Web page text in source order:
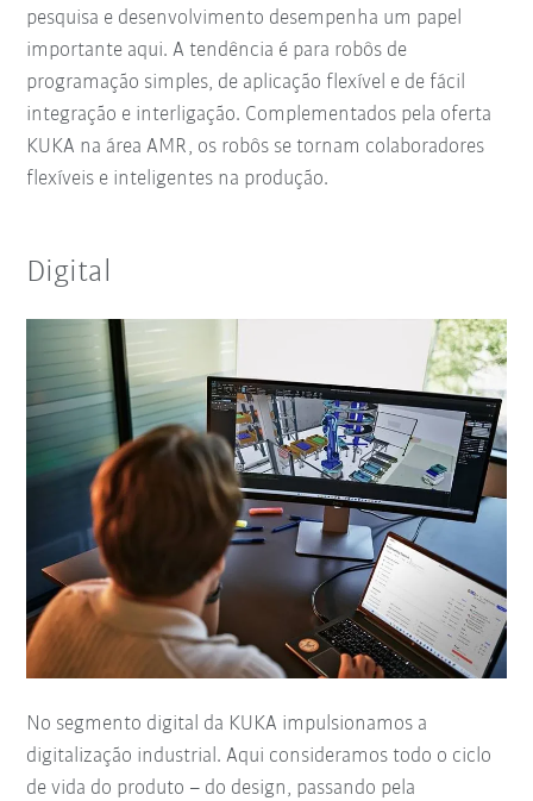
pesquisa e desenvolvimento desempenha um papel
importante aqui. A tendência é para robôs de
programação simples, de aplicação flexível e de fácil
integração e interligação. Complementados pela oferta
KUKA na área AMR, os robôs se tornam colaboradores
flexíveis e inteligentes na produção.
Digital
No segmento digital da KUKA impulsionamos a
digitalização industrial. Aqui consideramos todo o ciclo
de vida do produto – do design, passando pela